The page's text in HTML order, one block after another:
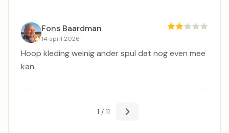
Fons Baardman
14 april 2026
Hoop kleding weinig ander spul dat nog even mee
kan.
1 / 11